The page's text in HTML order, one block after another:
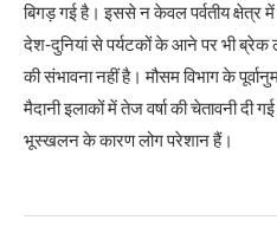
बिगड़ गई है। इससे न केवल पर्वतीय क्षेत्र
देश-दुनियां से पर्यटकों के आने पर भी ब्रेक
की संभावना नहीं है। मौसम विभाग के
मैदानी इलाकों में तेज वर्षा की चेतावनी दी
भूस्खलन के कारण लोग परेशान हैं।